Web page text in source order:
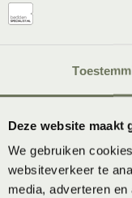
Deze website maakt
We gebruiken
websiteverkeer te
media, adverteren
bevorderen
Producten
en kip,
voor de
van